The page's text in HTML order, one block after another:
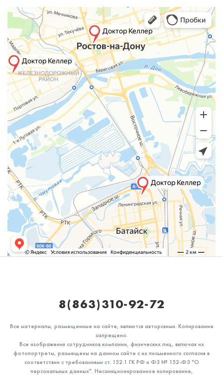
Сохикян Виктория Арменовна
Стоматолог-терапевт
Специальность: гигиена, терапия
Стаж работы: 3 года
Балясников Владислав Олегович
Стоматолог-терапевт
Первая категория
Специальность: терапия
Стаж работы: 1 год
8(863)310-92-72
Все материалы, размещенные на сайте, являются авторскими. Копирование
запрещено.
Все изображения сотрудников компании, физических лиц, включая их
фотопортреты, размещены на данном сайте с их письменного согласия в
соответствии с требованиями ст. 152.1 ГК РФ и ФЗ № 152-ФЗ "О
персональных данных". Несанкционированное копирование,